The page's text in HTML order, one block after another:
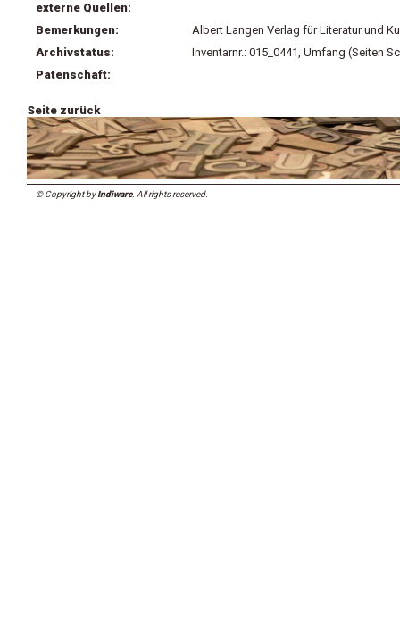
externe Quellen:
Bemerkungen:
Albert Langen Verlag für Literatur und
Archivstatus:
Inventarnr.: 015_0441, Umfang (Seiten
Patenschaft:
Seite zurück
© Copyright byIndiware. All rights reserved.